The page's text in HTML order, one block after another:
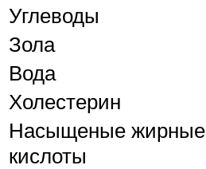
Углеводы
Зола
Вода
Холестерин
Насыщеные жирные
кислоты